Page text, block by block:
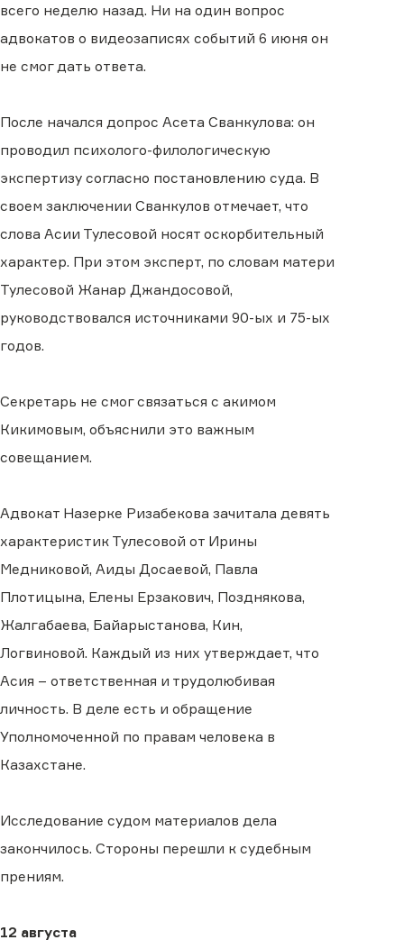
всего неделю назад. Ни на один вопрос
адвокатов о видеозаписях событий 6 июня он
не смог дать ответа.
После начался допрос Асета Сванкулова: он
проводил психолого-филологическую
экспертизу согласно постановлению суда. В
своем заключении Сванкулов отмечает, что
слова Асии Тулесовой носят оскорбительный
характер. При этом эксперт, по словам матери
Тулесовой Жанар Джандосовой,
руководствовался источниками 90-ых и 75-ых
годов.
Секретарь не смог связаться с акимом
Кикимовым, объяснили это важным
совещанием.
Адвокат Назерке Ризабекова зачитала девять
характеристик Тулесовой от Ирины
Медниковой, Аиды Досаевой, Павла
Плотицына, Елены Ерзакович, Позднякова,
Жалгабаева, Байарыстанова, Кин,
Логвиновой. Каждый из них утверждает, что
Асия – ответственная и трудолюбивая
личность. В деле есть и обращение
Уполномоченной по правам человека в
Казахстане.
Исследование судом материалов дела
закончилось. Стороны перешли к судебным
прениям.
12 августа